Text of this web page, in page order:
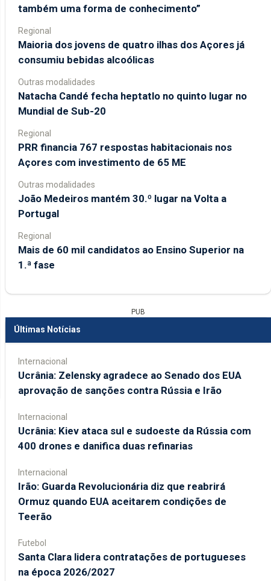
também uma forma de conhecimento”
Regional
Maioria dos jovens de quatro ilhas dos Açores já
consumiu bebidas alcoólicas
Outras modalidades
Natacha Candé fecha heptatlo no quinto lugar no
Mundial de Sub-20
Regional
PRR financia 767 respostas habitacionais nos
Açores com investimento de 65 ME
Outras modalidades
João Medeiros mantém 30.º lugar na Volta a
Portugal
Regional
Mais de 60 mil candidatos ao Ensino Superior na
1.ª fase
PUB
Últimas Notícias
Internacional
Ucrânia: Zelensky agradece ao Senado dos EUA
aprovação de sanções contra Rússia e Irão
Internacional
Ucrânia: Kiev ataca sul e sudoeste da Rússia com
400 drones e danifica duas refinarias
Internacional
Irão: Guarda Revolucionária diz que reabrirá
Ormuz quando EUA aceitarem condições de
Teerão
Futebol
Santa Clara lidera contratações de portugueses
na época 2026/2027